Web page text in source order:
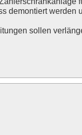
demontiert werden
sollen